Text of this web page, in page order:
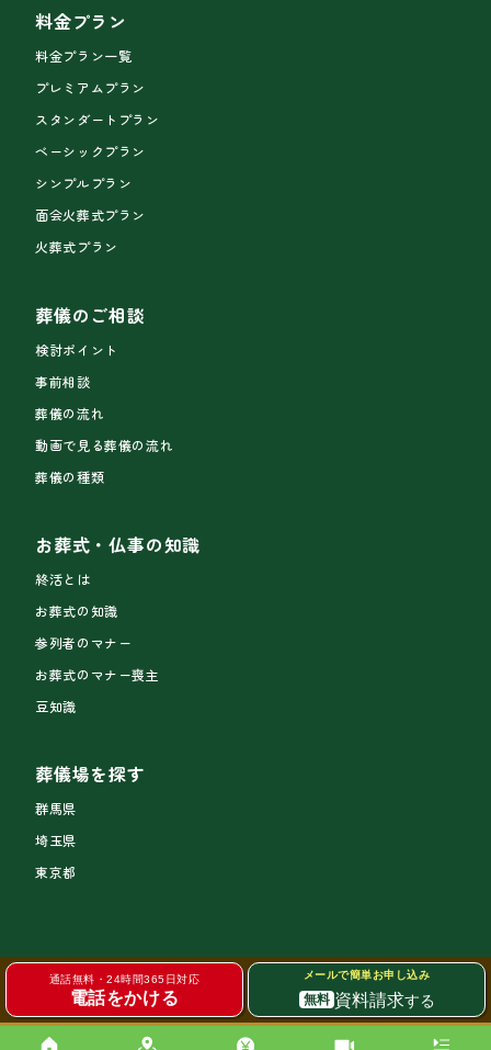
通話無料・24時間365日対応
電話をかける
メールで簡単お申し込み
無料 資料請求する
料金プラン
料金プラン一覧
プレミアムプラン
スタンダートプラン
ベーシックプラン
シンプルプラン
面会火葬式プラン
火葬式プラン
葬儀のご相談
検討ポイント
事前相談
葬儀の流れ
動画で見る葬儀の流れ
葬儀の種類
お葬式・仏事の知識
終活とは
お葬式の知識
参列者のマナー
お葬式のマナー喪主
豆知識
葬儀場を探す
群馬県
埼玉県
東京都
サイトトップ
個人情報の取り扱い